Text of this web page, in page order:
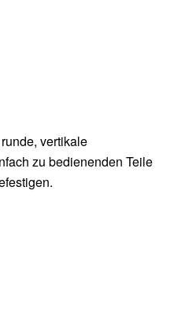
vertikale
zu bedienenden Teile